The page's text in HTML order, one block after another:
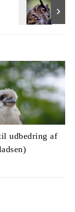
udbedring af